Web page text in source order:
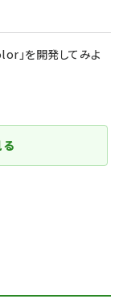
」を開発してみよ
る